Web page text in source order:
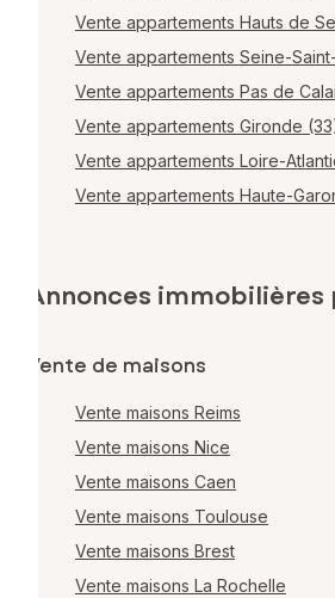
Vente appartements Hauts de
Vente appartements Seine-
Vente appartements Pas de
Vente appartements Gironde
Vente appartements Loire-
Vente appartements Haute-
Annonces immobilières
Vente de maisons
Vente maisons Reims
Vente maisons Nice
Vente maisons Caen
Vente maisons Toulouse
Vente maisons Brest
Vente maisons La Rochelle